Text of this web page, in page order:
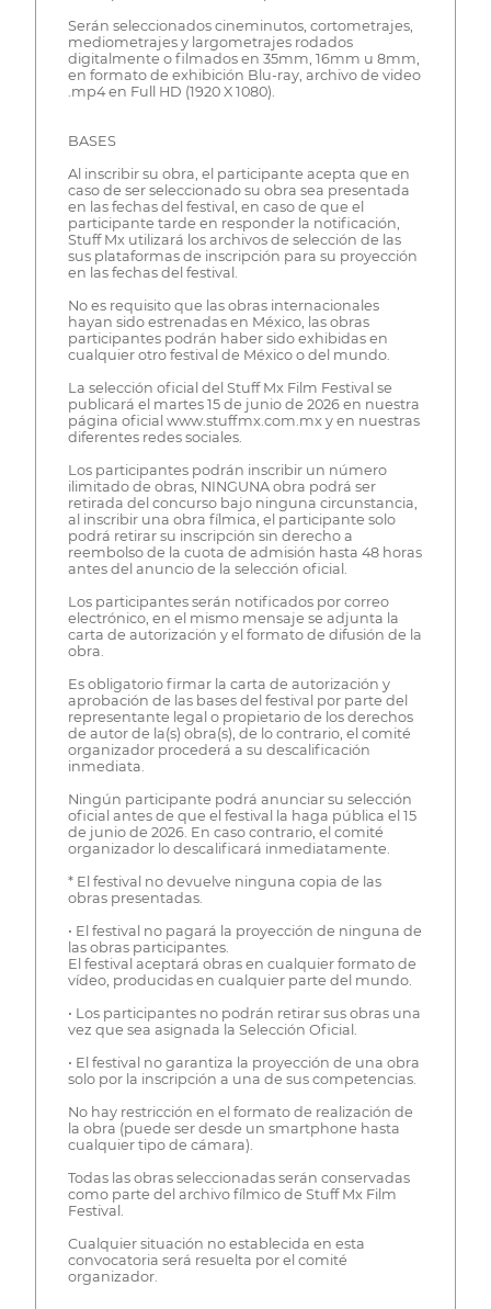
Serán seleccionados cineminutos, cortometrajes,
mediometrajes y largometrajes rodados
digitalmente o filmados en 35mm, 16mm u 8mm,
en formato de exhibición Blu-ray, archivo de video
.mp4 en Full HD (1920 X 1080).
BASES
Al inscribir su obra, el participante acepta que en
caso de ser seleccionado su obra sea presentada
en las fechas del festival, en caso de que el
participante tarde en responder la notificación,
Stuff Mx utilizará los archivos de selección de las
sus plataformas de inscripción para su proyección
en las fechas del festival.
No es requisito que las obras internacionales
hayan sido estrenadas en México, las obras
participantes podrán haber sido exhibidas en
cualquier otro festival de México o del mundo.
La selección oficial del Stuff Mx Film Festival se
publicará el martes 15 de junio de 2026 en nuestra
página oficial www.stuffmx.com.mx y en nuestras
diferentes redes sociales.
Los participantes podrán inscribir un número
ilimitado de obras, NINGUNA obra podrá ser
retirada del concurso bajo ninguna circunstancia,
al inscribir una obra fílmica, el participante solo
podrá retirar su inscripción sin derecho a
reembolso de la cuota de admisión hasta 48 horas
antes del anuncio de la selección oficial.
Los participantes serán notificados por correo
electrónico, en el mismo mensaje se adjunta la
carta de autorización y el formato de difusión de la
obra.
Es obligatorio firmar la carta de autorización y
aprobación de las bases del festival por parte del
representante legal o propietario de los derechos
de autor de la(s) obra(s), de lo contrario, el comité
organizador procederá a su descalificación
inmediata.
Ningún participante podrá anunciar su selección
oficial antes de que el festival la haga pública el 15
de junio de 2026. En caso contrario, el comité
organizador lo descalificará inmediatamente.
* El festival no devuelve ninguna copia de las
obras presentadas.
• El festival no pagará la proyección de ninguna de
las obras participantes.
El festival aceptará obras en cualquier formato de
vídeo, producidas en cualquier parte del mundo.
• Los participantes no podrán retirar sus obras una
vez que sea asignada la Selección Oficial.
• El festival no garantiza la proyección de una obra
solo por la inscripción a una de sus competencias.
No hay restricción en el formato de realización de
la obra (puede ser desde un smartphone hasta
cualquier tipo de cámara).
Todas las obras seleccionadas serán conservadas
como parte del archivo fílmico de Stuff Mx Film
Festival.
Cualquier situación no establecida en esta
convocatoria será resuelta por el comité
organizador.